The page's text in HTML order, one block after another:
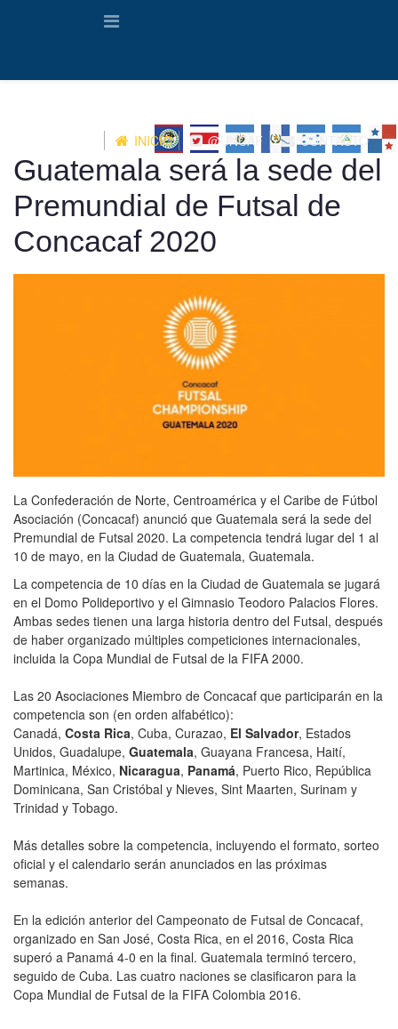
INICIO @UNCAF CONTACTO
Guatemala será la sede del
Premundial de Futsal de
Concacaf 2020
La Confederación de Norte, Centroamérica y el Caribe de Fútbol
Asociación (Concacaf) anunció que Guatemala será la sede del
Premundial de Futsal 2020. La competencia tendrá lugar del 1 al
10 de mayo, en la Ciudad de Guatemala, Guatemala.
La competencia de 10 días en la Ciudad de Guatemala se jugará
en el Domo Polideportivo y el Gimnasio Teodoro Palacios Flores.
Ambas sedes tienen una larga historia dentro del Futsal, después
de haber organizado múltiples competiciones internacionales,
incluida la Copa Mundial de Futsal de la FIFA 2000.
Las 20 Asociaciones Miembro de Concacaf que participarán en la
competencia son (en orden alfabético):
Canadá, Costa Rica, Cuba, Curazao, El Salvador, Estados
Unidos, Guadalupe, Guatemala, Guayana Francesa, Haití,
Martinica, México, Nicaragua, Panamá, Puerto Rico, República
Dominicana, San Cristóbal y Nieves, Sint Maarten, Surinam y
Trinidad y Tobago.
Más detalles sobre la competencia, incluyendo el formato, sorteo
oficial y el calendario serán anunciados en las próximas
semanas.
En la edición anterior del Campeonato de Futsal de Concacaf,
organizado en San José, Costa Rica, en el 2016, Costa Rica
superó a Panamá 4-0 en la final. Guatemala terminó tercero,
seguido de Cuba. Las cuatro naciones se clasificaron para la
Copa Mundial de Futsal de la FIFA Colombia 2016.